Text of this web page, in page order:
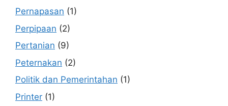
Pernapasan (1)
Perpipaan (2)
Pertanian (9)
Peternakan (2)
Politik dan Pemerintahan (1)
Printer (1)